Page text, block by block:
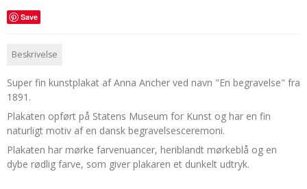
Save
Beskrivelse
Super fin kunstplakat af Anna Ancher ved navn "En begravelse" fra
1891.
Plakaten opført på Statens Museum for Kunst og har en fin
naturligt motiv af en dansk begravelsesceremoni.
Plakaten har mørke farvenuancer, heriblandt mørkeblå og en
dybe rødlig farve, som giver plakaren et dunkelt udtryk.